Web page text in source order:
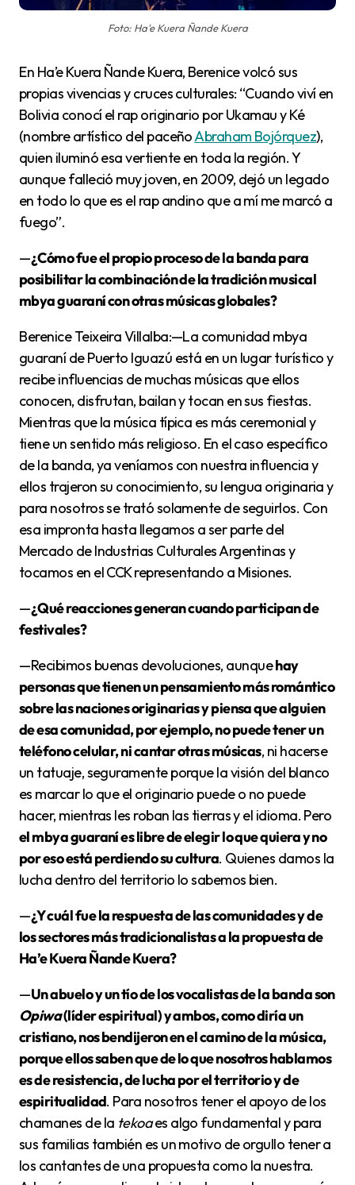
Foto: Ha'e Kuera Ñande Kuera
En Ha’e Kuera Ñande Kuera, Berenice volcó sus
propias vivencias y cruces culturales: “Cuando viví en
Bolivia conocí el rap originario por Ukamau y Ké
(nombre artístico del paceñoAbraham Bojórquez),
quien iluminó esa vertiente en toda la región. Y
aunque falleció muy joven, en 2009, dejó un legado
en todo lo que es el rap andino que a mí me marcó a
fuego”.
—¿Cómo fue el propio proceso de la banda para
posibilitar la combinación de la tradición musical
mbya guaraní con otras músicas globales?
Berenice Teixeira Villalba:—La comunidad mbya
guaraní de Puerto Iguazú está en un lugar turístico y
recibe influencias de muchas músicas que ellos
conocen, disfrutan, bailan y tocan en sus fiestas.
Mientras que la música típica es más ceremonial y
tiene un sentido más religioso. En el caso específico
de la banda, ya veníamos con nuestra influencia y
ellos trajeron su conocimiento, su lengua originaria y
para nosotros se trató solamente de seguirlos. Con
esa impronta hasta llegamos a ser parte del
Mercado de Industrias Culturales Argentinas y
tocamos en el CCK representando a Misiones.
—¿Qué reacciones generan cuando participan de
festivales?
—Recibimos buenas devoluciones, aunquehay
personas que tienen un pensamiento más romántico
sobre las naciones originarias y piensa que alguien
de esa comunidad, por ejemplo, no puede tener un
teléfono celular, ni cantar otras músicas, ni hacerse
un tatuaje, seguramente porque la visión del blanco
es marcar lo que el originario puede o no puede
hacer, mientras les roban las tierras y el idioma. Pero
el mbya guaraní es libre de elegir lo que quiera y no
por eso está perdiendo su cultura. Quienes damos la
lucha dentro del territorio lo sabemos bien.
—¿Y cuál fue la respuesta de las comunidades y de
los sectores más tradicionalistas a la propuesta de
Ha’e Kuera Ñande Kuera?
—Un abuelo y un tío de los vocalistas de la banda son
Opiwa(líder espiritual) y ambos, como diría un
cristiano, nos bendijeron en el camino de la música,
porque ellos saben que de lo que nosotros hablamos
es de resistencia, de lucha por el territorio y de
espiritualidad. Para nosotros tener el apoyo de los
chamanes de la tekoaes algo fundamental y para
sus familias también es un motivo de orgullo tener a
los cantantes de una propuesta como la nuestra.